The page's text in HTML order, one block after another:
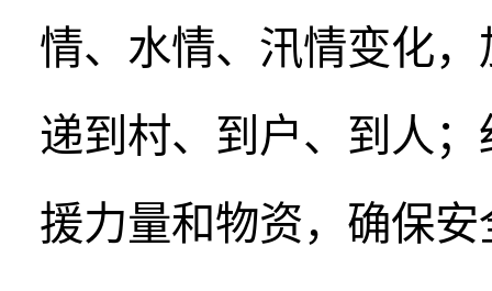
情、水情、汛情变化
递到村、到户、到人
援力量和物资，确保